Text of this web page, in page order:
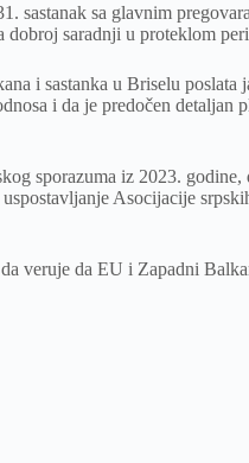
sastanak sa glavnim
saradnji u proteklom
i sastanka u Briselu poslata
i da je predočen detaljan
sporazuma iz 2023. godine,
Asocijacije
veruje da EU i Zapadni